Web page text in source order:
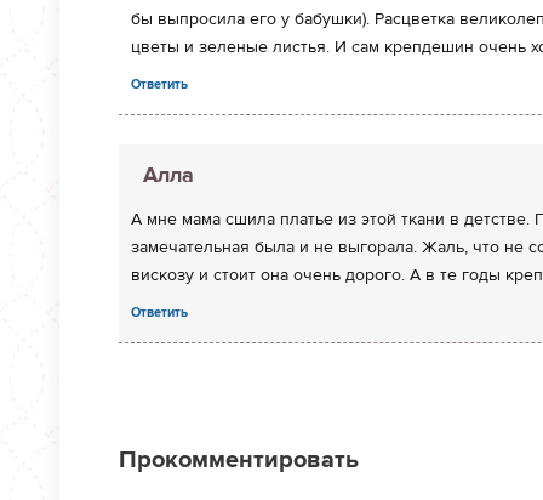
бы выпросила его у бабушки). Расцветка
цветы и зеленые листья. И сам крепдешин очень
Ответить
Алла
А мне мама сшила платье из этой ткани в детстве.
замечательная была и не выгорала. Жаль, что не
вискозу и стоит она очень дорого. А в те годы
Ответить
Прокомментировать